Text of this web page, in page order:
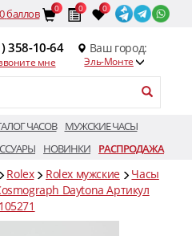
0баллов 0 0 0
358-10-64
мне
Ваш город:
Эль-Монте
ЧАСОВ
МУЖСКИЕ ЧАСЫ
НОВИНКИ РАСПРОДАЖА
Rolex Rolex мужские
Часы
Daytona Артикул